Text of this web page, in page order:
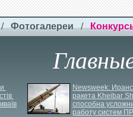
Фотогалереи /
Newsweek:
ракета Kheibar
способна
работу систем